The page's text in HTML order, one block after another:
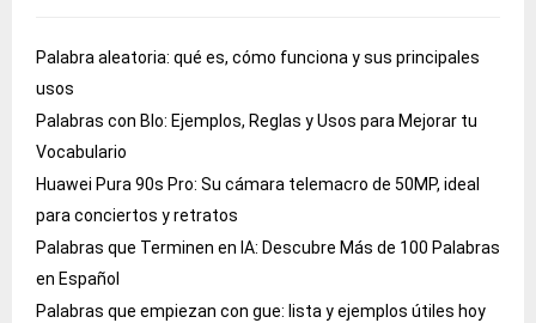
Palabra aleatoria: qué es, cómo funciona y sus principales
usos
Palabras con Blo: Ejemplos, Reglas y Usos para Mejorar tu
Vocabulario
Huawei Pura 90s Pro: Su cámara telemacro de 50MP, ideal
para conciertos y retratos
Palabras que Terminen en IA: Descubre Más de 100 Palabras
en Español
Palabras que empiezan con gue: lista y ejemplos útiles hoy